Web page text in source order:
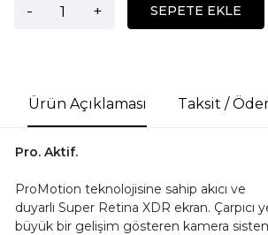
- + SEPETE EKLE
Ürün Açıklaması Taksit /
Pro. Aktif.
ProMotion teknolojisine sahip akıcı ve
duyarlı Super Retina XDR ekran. Çarpıcı
büyük bir gelişim gösteren kamera